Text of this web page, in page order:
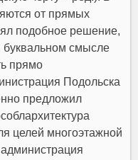
от прямых
подобное решение,
буквальном смысле
прямо
Подольска
предложил
целей многоэтажной